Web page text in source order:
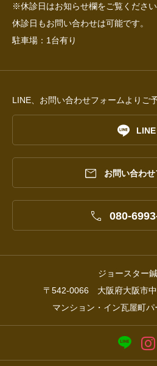
※休診日はお知らせ欄をご覧ください
休診日もお問い合わせは可能です。
駐車場：1台有り
LINE、お問い合わせフォームよりご
 LINE
 お問い合わ
 080-
ジョースター
〒542-0066 大阪府大阪市
マンション・イン瓦屋町